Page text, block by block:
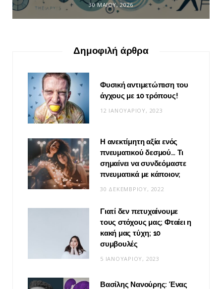
30 ΜΑΪ́ΟΥ, 2026
Δημοφιλή άρθρα
Φυσική αντιμετώπιση του
άγχους με 10 τρόπους!
12 ΙΑΝΟΥΑΡΊΟΥ, 2023
Η ανεκτίμητη αξία ενός
πνευματικού δεσμού… Τι
σημαίνει να συνδεόμαστε
πνευματικά με κάποιον;
30 ΔΕΚΕΜΒΡΊΟΥ, 2022
Γιατί δεν πετυχαίνουμε
τους στόχους μας; Φταίει η
κακή μας τύχη; 10
συμβουλές
5 ΙΑΝΟΥΑΡΊΟΥ, 2023
Βασίλης Νανούρης: Ένας